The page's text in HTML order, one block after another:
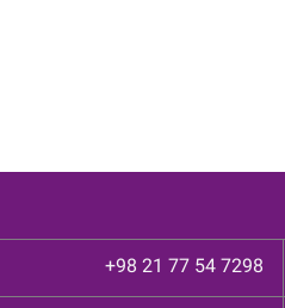
+98 21 77 54 7298